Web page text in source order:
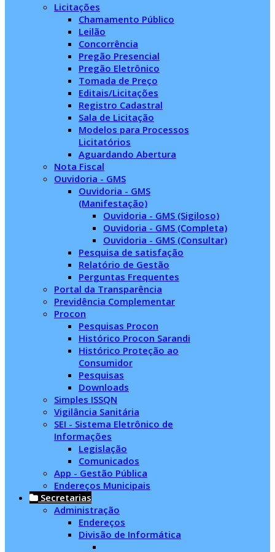
Licitações
Chamamento Público
Leilão
Concorrência
Pregão Presencial
Pregão Eletrônico
Tomada de Preço
Editais/Licitações
Registro Cadastral
Sala de Licitação
Modelos para Processos
Licitatórios
Aguardando Abertura
Nota Fiscal
Ouvidoria - GMS
Ouvidoria - GMS
(Manifestação)
Ouvidoria - GMS (Sigiloso)
Ouvidoria - GMS (Completa)
Ouvidoria - GMS (Consultar)
Pesquisa de satisfação
Relatório de Gestão
Perguntas Frequentes
Portal da Transparência
Previdência Complementar
Procon
Pesquisas Procon
Histórico Procon Sarandi
Histórico Proteção ao
Consumidor
Pesquisas
Downloads
Simples ISSQN
Vigilância Sanitária
SEI - Sistema Eletrônico de
Informações
Legislação
Comunicados
App - Gestão Pública
Endereços Municipais
Secretarias
Administração
Endereços
Divisão de Informática